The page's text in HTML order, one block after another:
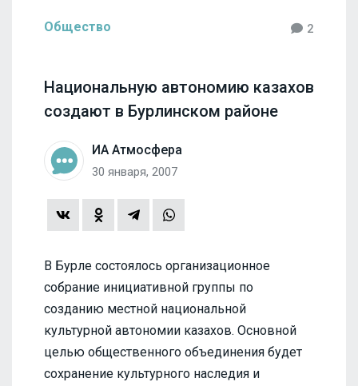
Общество 2
Национальную автономию казахов
создают в Бурлинском районе
ИА Атмосфера
30 января, 2007
В Бурле состоялось организационное
собрание инициативной группы по
созданию местной национальной
культурной автономии казахов. Основной
целью общественного объединения будет
сохранение культурного наследия и